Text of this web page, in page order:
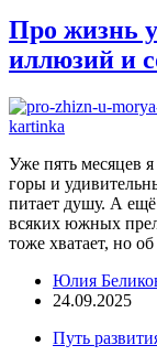
Про жизнь
иллюзий и
Уже пять месяцев
горы и
питает душу. А
всяких южных
тоже хватает, но
Юлия
24.09.2025
Путь